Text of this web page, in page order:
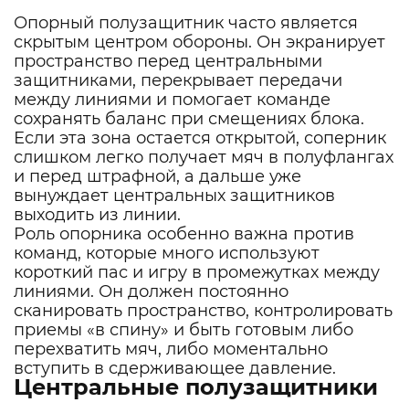
Опорный полузащитник часто является
скрытым центром обороны. Он экранирует
пространство перед центральными
защитниками, перекрывает передачи
между линиями и помогает команде
сохранять баланс при смещениях блока.
Если эта зона остается открытой, соперник
слишком легко получает мяч в полуфлангах
и перед штрафной, а дальше уже
вынуждает центральных защитников
выходить из линии.
Роль опорника особенно важна против
команд, которые много используют
короткий пас и игру в промежутках между
линиями. Он должен постоянно
сканировать пространство, контролировать
приемы «в спину» и быть готовым либо
перехватить мяч, либо моментально
вступить в сдерживающее давление.
Центральные полузащитники